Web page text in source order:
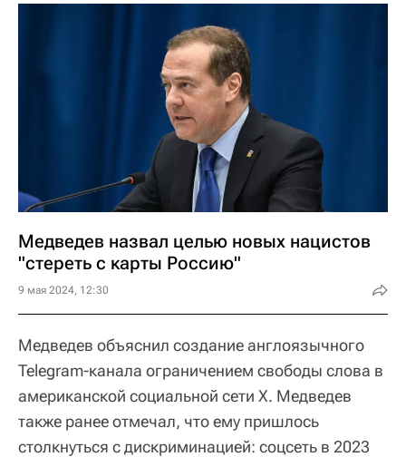
Медведев назвал целью новых нацистов
"стереть с карты Россию"
9 мая 2024, 12:30
Медведев объяснил создание англоязычного
Telegram-канала ограничением свободы слова в
американской социальной сети Х. Медведев
также ранее отмечал, что ему пришлось
столкнуться с дискриминацией: соцсеть в 2023